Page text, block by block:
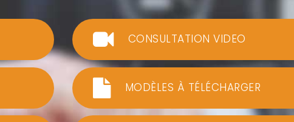
CONSULTATION VIDEO
MODÈLES À TÉLÉCHARGER